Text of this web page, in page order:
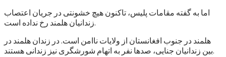
اما به گفته مقامات پلیس، تاکنون هیچ خشونتی در جریان اعتصاب
زندانیان هلمند رخ نداده است.
هلمند در جنوب افغانستان از ولایات ناامن است. در زندان هلمند در
بین زندانیان جنایی، صدها نفر به اتهام شورشگری نیز زندانی هستند.